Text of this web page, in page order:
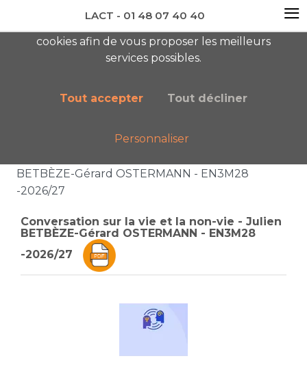
newsletter AC
Liste des catégories
BETBÈZE-Gérard OSTERMANN - EN3M28
-2026/27
Conversation sur la vie et la non-vie - Julien
BETBÈZE-Gérard OSTERMANN - EN3M28
-2026/27
cookies afin de vous proposer les meilleurs
services possibles.
Tout accepter Tout décliner
Personnaliser
LACT - 01 48 07 40 40 ≡